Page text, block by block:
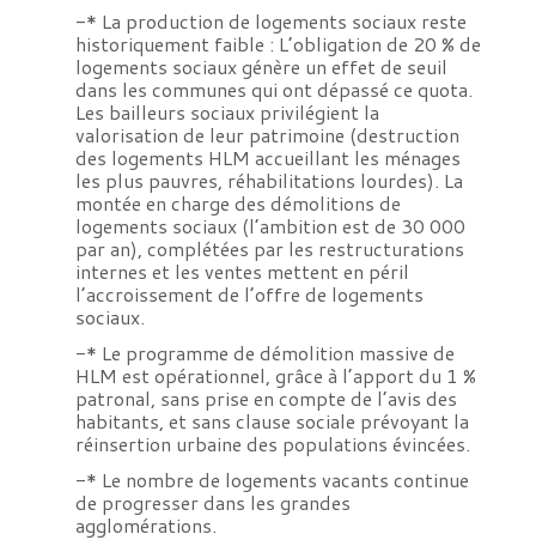
-* La production de logements sociaux reste
historiquement faible : L’obligation de 20 % de
logements sociaux génère un effet de seuil
dans les communes qui ont dépassé ce quota.
Les bailleurs sociaux privilégient la
valorisation de leur patrimoine (destruction
des logements HLM accueillant les ménages
les plus pauvres, réhabilitations lourdes). La
montée en charge des démolitions de
logements sociaux (l’ambition est de 30 000
par an), complétées par les restructurations
internes et les ventes mettent en péril
l’accroissement de l’offre de logements
sociaux.
-* Le programme de démolition massive de
HLM est opérationnel, grâce à l’apport du 1 %
patronal, sans prise en compte de l’avis des
habitants, et sans clause sociale prévoyant la
réinsertion urbaine des populations évincées.
-* Le nombre de logements vacants continue
de progresser dans les grandes
agglomérations.